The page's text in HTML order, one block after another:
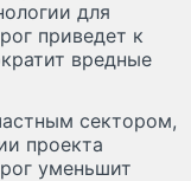
для
приведет к
вредные
сектором,
проекта
уменьшит